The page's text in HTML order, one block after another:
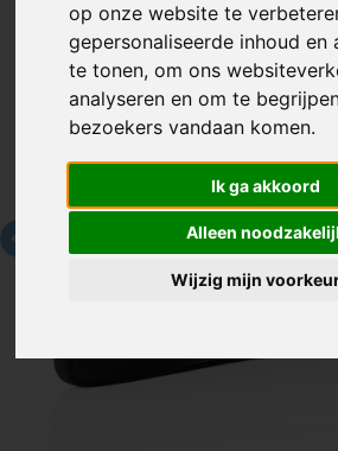
op onze website te
gepersonaliseerde inhoud en
te tonen, om ons
analyseren en om te
bezoekers vandaan komen.
Ik ga akkoord
Alleen
Wijzig mijn